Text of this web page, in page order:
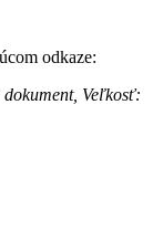
odkaze:
Veľkosť: